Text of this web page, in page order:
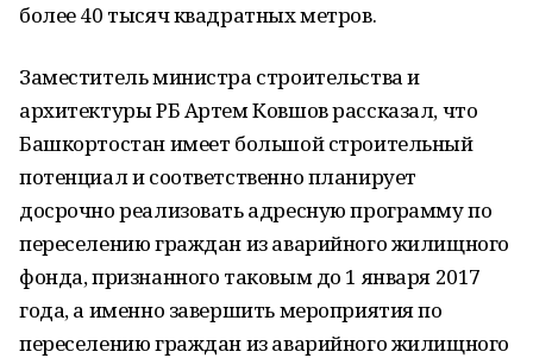
более 40 тысяч квадратных метров.
Заместитель министра строительства и
архитектуры РБ Артем Ковшов рассказал, что
Башкортостан имеет большой строительный
потенциал и соответственно планирует
досрочно реализовать адресную программу по
переселению граждан из аварийного жилищного
фонда, признанного таковым до 1 января 2017
года, а именно завершить мероприятия по
переселению граждан из аварийного жилищного